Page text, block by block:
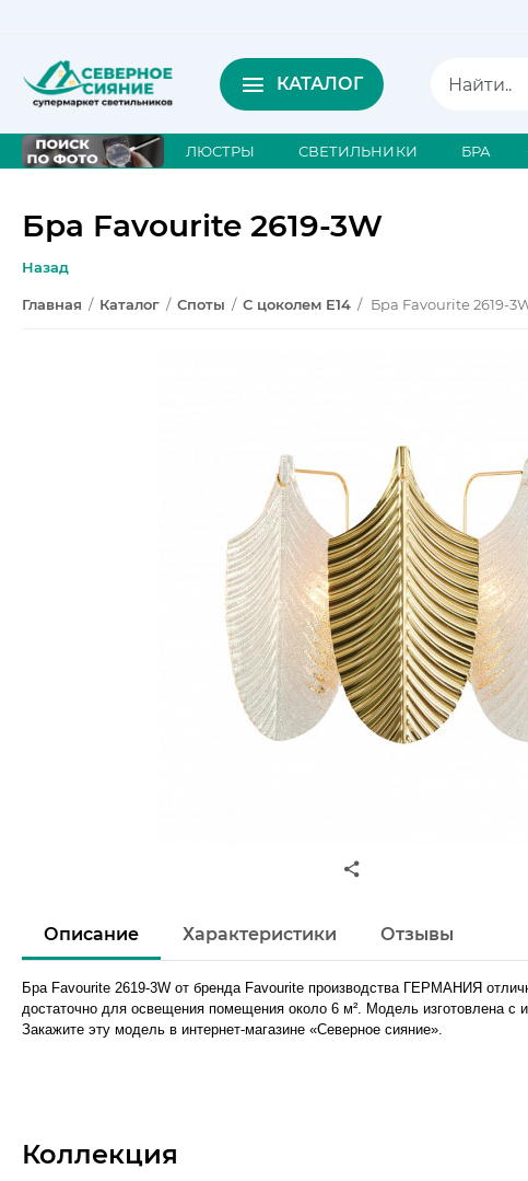
КАТАЛОГ
ЛЮСТРЫ СВЕТИЛЬНИКИ БРА
Бра Favourite 2619-3W
Назад
Главная / Каталог / Споты / С цоколем E14 / Бра Favourite 2619-
Описание Характеристики Отзывы
Бра Favourite 2619-3W от бренда Favourite производства ГЕРМАНИЯ
достаточно для освещения помещения около 6 м². Модель изготовлена
Закажите эту модель в интернет-магазине «Северное сияние».
Коллекция